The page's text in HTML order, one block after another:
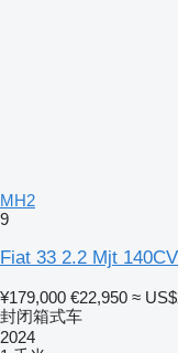
MH2
9
Fiat 33 2.2 Mjt
¥179,000 €22,950 ≈
封闭箱式车
2024